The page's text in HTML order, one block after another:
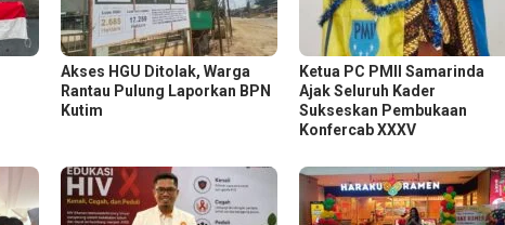
Akses HGU Ditolak, Warga
Rantau Pulung Laporkan BPN
Kutim
Ketua PC PMII Samarinda
Ajak Seluruh Kader
Sukseskan Pembukaan
Konfercab XXXV